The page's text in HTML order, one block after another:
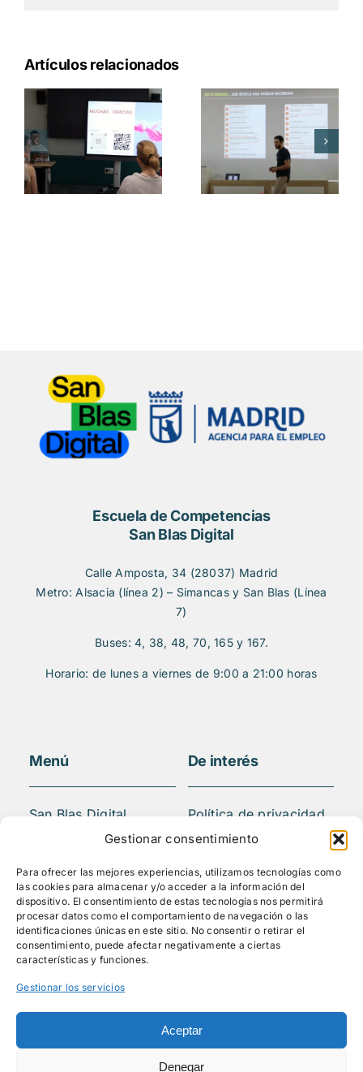
Gestionar consentimiento
Para ofrecer las mejores experiencias, utilizamos tecnologías como
las cookies para almacenar y/o acceder a la información del
dispositivo. El consentimiento de estas tecnologías nos permitirá
procesar datos como el comportamiento de navegación o las
identificaciones únicas en este sitio. No consentir o retirar el
consentimiento, puede afectar negativamente a ciertas
características y funciones.
Gestionar los servicios
Aceptar
Denegar
Artículos relacionados
80 Mundos
digitales y
mesa redonda
sobre arte 3D e
inteligencia
Feria lúdica de
juventud y de
videojuegos
Escuela de Competencias
San Blas Digital
Calle Amposta, 34 (28037) Madrid
Metro: Alsacia (línea 2) – Simancas y San Blas (Línea
7)
Buses: 4, 38, 48, 70, 165 y 167.
Horario: de lunes a viernes de 9:00 a 21:00 horas
Menú
San Blas Digital
Quiénes somos
Actividades
Blog
Mediateca
Contacto
De interés
Política de privacidad
Aviso legal